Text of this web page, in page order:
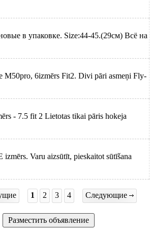
в упаковке. Size:44-45.(29см) Всё на
M50pro, 6izmērs Fit2. Divi pāri asmeņi Fly-
- 7.5 fit 2 Lietotas tikai pāris hokeja
Varu aizsūtīt, pieskaitot sūtīšana
1 2 3 4 Следующие